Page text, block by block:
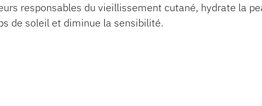
responsables du vieillissement cutané, hydrate la
de soleil et diminue la sensibilité.